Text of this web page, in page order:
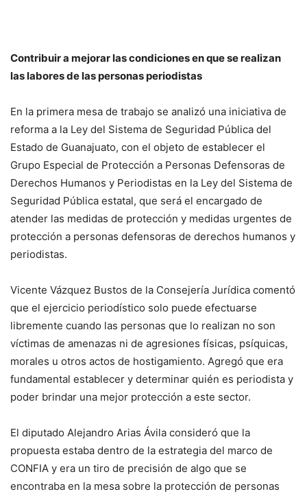
Contribuir a mejorar las condiciones en que se realizan
las labores de las personas periodistas
En la primera mesa de trabajo se analizó una iniciativa de
reforma a la Ley del Sistema de Seguridad Pública del
Estado de Guanajuato, con el objeto de establecer el
Grupo Especial de Protección a Personas Defensoras de
Derechos Humanos y Periodistas en la Ley del Sistema de
Seguridad Pública estatal, que será el encargado de
atender las medidas de protección y medidas urgentes de
protección a personas defensoras de derechos humanos y
periodistas.
Vicente Vázquez Bustos de la Consejería Jurídica comentó
que el ejercicio periodístico solo puede efectuarse
libremente cuando las personas que lo realizan no son
víctimas de amenazas ni de agresiones físicas, psíquicas,
morales u otros actos de hostigamiento. Agregó que era
fundamental establecer y determinar quién es periodista y
poder brindar una mejor protección a este sector.
El diputado Alejandro Arias Ávila consideró que la
propuesta estaba dentro de la estrategia del marco de
CONFIA y era un tiro de precisión de algo que se
encontraba en la mesa sobre la protección de personas